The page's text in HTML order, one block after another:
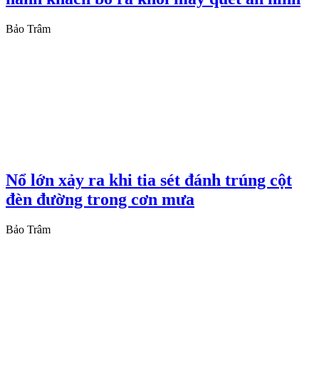
Bảo Trâm
Nổ lớn xảy ra khi tia sét đánh trúng cột
đèn đường trong cơn mưa
Bảo Trâm